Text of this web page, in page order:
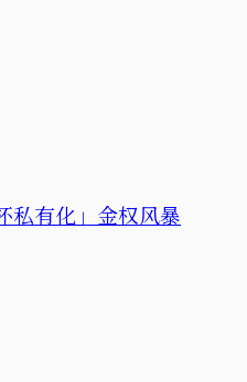
私有化」金权风暴